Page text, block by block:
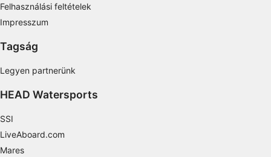
Felhasználási feltételek
Impresszum
Tagság
Legyen partnerünk
HEAD Watersports
SSI
LiveAboard.com
Mares
Advertising